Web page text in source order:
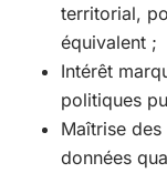
territorial,
équivalent ;
Intérêt
politiques
Maîtrise des
données